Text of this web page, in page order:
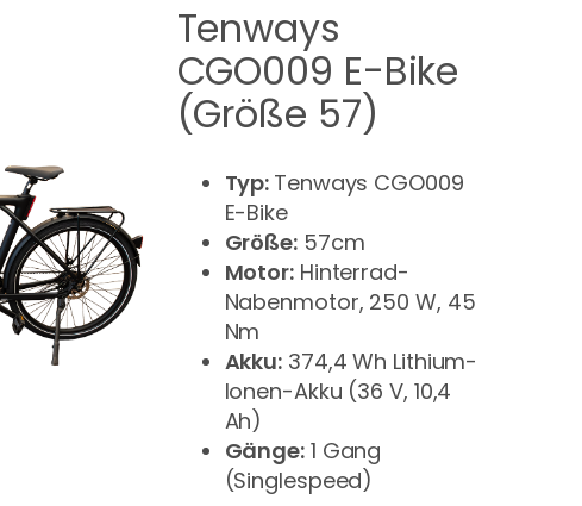
Tenways
CGO009 E-Bike
(Größe 57)
Typ: Tenways CGO009
E-Bike
Größe:57cm
Motor:Hinterrad-
Nabenmotor, 250 W, 45
Nm
Akku: 374,4 Wh Lithium-
Ionen-Akku (36 V, 10,4
Ah)
Gänge:1 Gang
(Singlespeed)